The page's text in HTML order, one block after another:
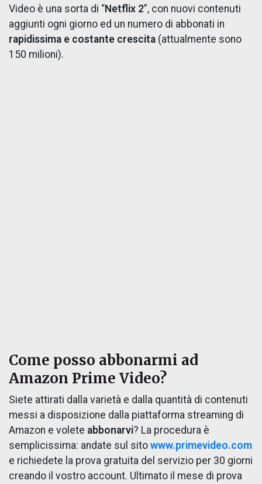
Video è una sorta di “Netflix 2”, con nuovi contenuti
aggiunti ogni giorno ed un numero di abbonati in
rapidissima e costante crescita (attualmente sono
150 milioni).
Come posso abbonarmi ad
Amazon Prime Video?
Siete attirati dalla varietà e dalla quantità di contenuti
messi a disposizione dalla piattaforma streaming di
Amazon e volete abbonarvi? La procedura è
semplicissima: andate sul sito www.primevideo.com
e richiedete la prova gratuita del servizio per 30 giorni
creando il vostro account. Ultimato il mese di prova